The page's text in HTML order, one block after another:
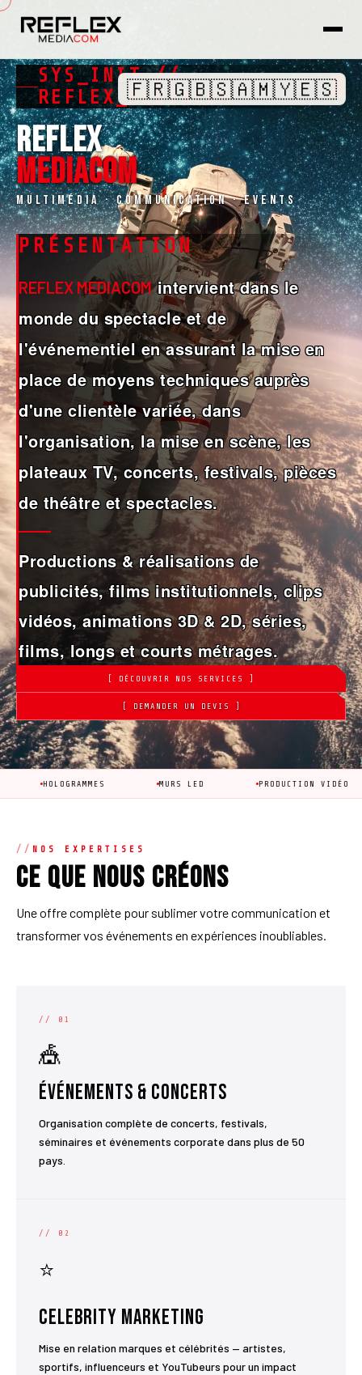
SYS_INIT //
REFLEX_MEDIACOM
█
REFLEX
MEDIACOM
Multimédia · Communication · Events
PRÉSENTATION
REFLEX MEDIACOMintervient dans le
monde du spectacle et de
l'événementiel en assurant la mise en
place de moyens techniques auprès
d'une clientèle variée, dans
l'organisation, la mise en scène, les
plateaux TV, concerts, festivals, pièces
de théâtre et spectacles.
Productions & réalisations de
publicités, films institutionnels, clips
vidéos, animations 3D & 2D, séries,
films, longs et courts métrages.
[ DÉCOUVRIR NOS SERVICES ]
[ DEMANDER UN DEVIS ]
MURS LED PRODUCTION VIDÉO
NOS EXPERTISES
Ce que nous créons
Une offre complète pour sublimer votre communication et
transformer vos événements en expériences inoubliables.
// 01
🎪
Événements & Concerts
Organisation complète de concerts, festivals,
séminaires et événements corporate dans plus de 50
pays.
// 02
⭐
Celebrity Marketing
Mise en relation marques et célébrités — artistes,
sportifs, influenceurs et YouTubeurs pour un impact
🇫🇷🇬🇧🇸🇦🇲🇾🇪🇸